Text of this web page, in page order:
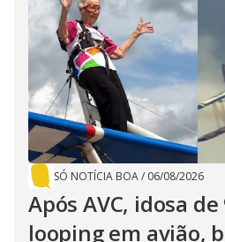
SÓ NOTÍCIA BOA/ 06/08/2026
Após AVC, idosa
looping em avião,